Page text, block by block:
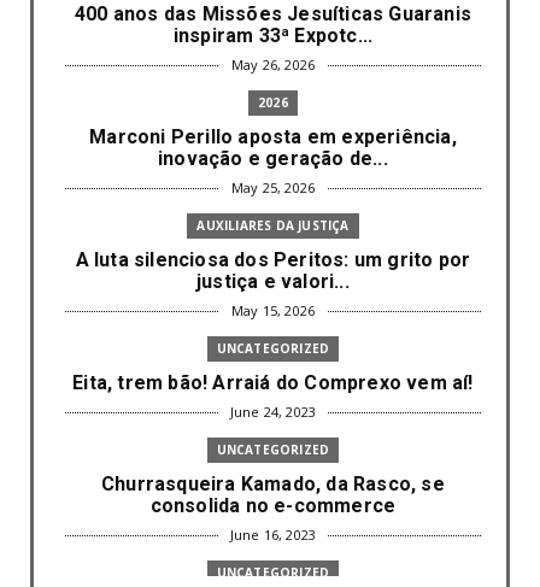
400 anos das Missões Jesuíticas Guaranis
inspiram 33ª Expotc...
May 26, 2026
2026
Marconi Perillo aposta em experiência,
inovação e geração de...
May 25, 2026
AUXILIARES DA JUSTIÇA
A luta silenciosa dos Peritos: um grito por
justiça e valori...
May 15, 2026
UNCATEGORIZED
Eita, trem bão! Arraiá do Comprexo vem aí!
June 24, 2023
UNCATEGORIZED
Churrasqueira Kamado, da Rasco, se
consolida no e-commerce
June 16, 2023
UNCATEGORIZED